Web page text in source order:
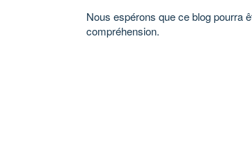
Nous espérons que ce blog pourra
compréhension.